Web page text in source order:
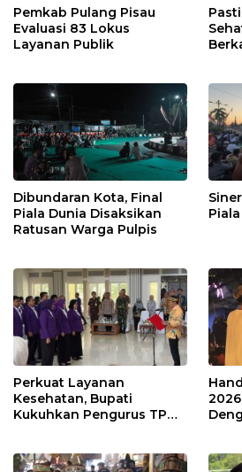
Pemkab Pulang Pisau
Evaluasi 83 Lokus
Layanan Publik
Dibundaran Kota, Final
Piala Dunia Disaksikan
Ratusan Warga Pulpis
Perkuat Layanan
Kesehatan, Bupati
Kukuhkan Pengurus TP